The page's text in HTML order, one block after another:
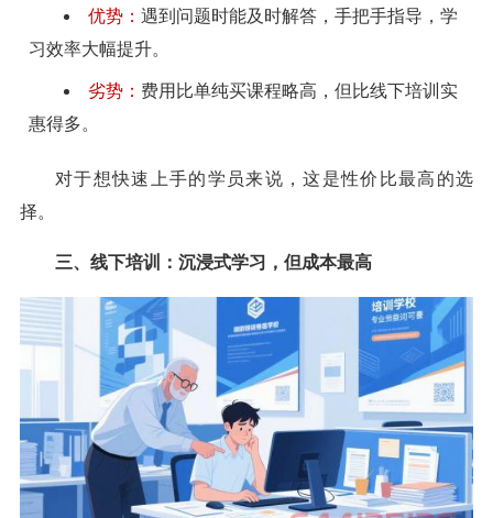
优势： 遇到问题时能及时解答，手把手指导，学
习效率大幅提升。
劣势： 费用比单纯买课程略高，但比线下培训实
惠得多。
对于想快速上手的学员来说，这是性价比最高的选
择。
三、线下培训：沉浸式学习，但成本最高